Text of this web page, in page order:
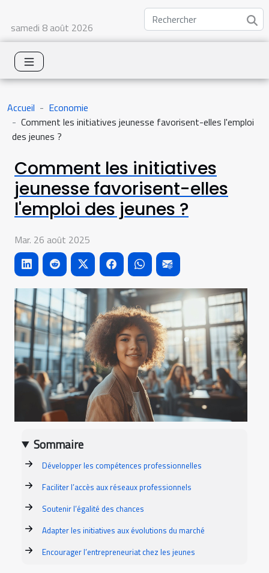
samedi 8 août 2026
Accueil
Economie
Comment les initiatives jeunesse favorisent-elles l'emploi
des jeunes ?
Comment les initiatives
jeunesse favorisent-elles
l'emploi des jeunes ?
Mar. 26 août 2025
Sommaire
Développer les compétences professionnelles
Faciliter l’accès aux réseaux professionnels
Soutenir l’égalité des chances
Adapter les initiatives aux évolutions du marché
Encourager l’entrepreneuriat chez les jeunes